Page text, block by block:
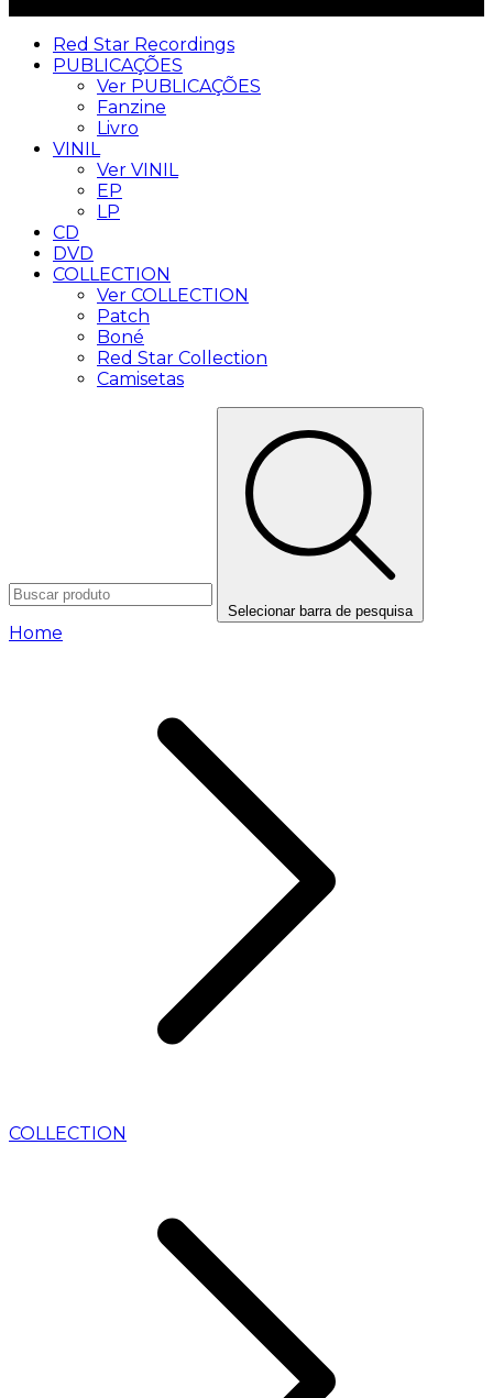
Red Star Recordings
PUBLICAÇÕES
Ver PUBLICAÇÕES
Fanzine
Livro
VINIL
Ver VINIL
EP
LP
CD
DVD
COLLECTION
Ver COLLECTION
Patch
Boné
Red Star Collection
Camisetas
Selecionar barra de pesquisa
Home
COLLECTION